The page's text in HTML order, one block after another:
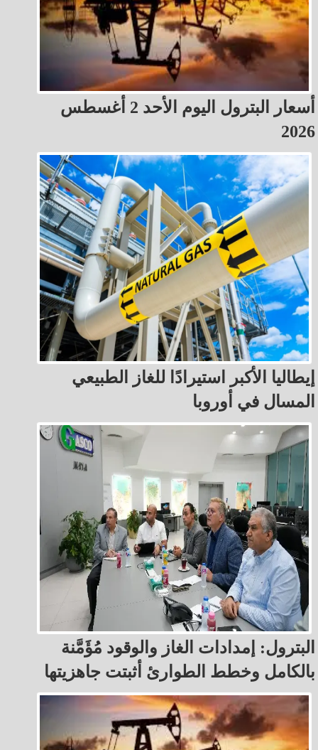
أسعار البترول اليوم الأحد 2 أغسطس
2026
إيطاليا الأكبر استيرادًا للغاز الطبيعي
المسال في أوروبا
البترول: إمدادات الغاز والوقود مُؤَمَّنة
بالكامل وخطط الطوارئ أثبتت جاهزيتها